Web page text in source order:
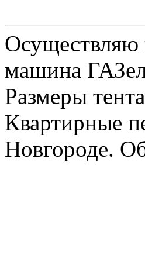
Осуществляю
машина
Размеры
Квартирные
Новгороде.